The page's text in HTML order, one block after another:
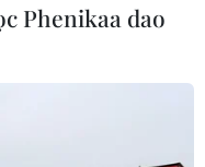
khu vực Nội
Phenikaa dao